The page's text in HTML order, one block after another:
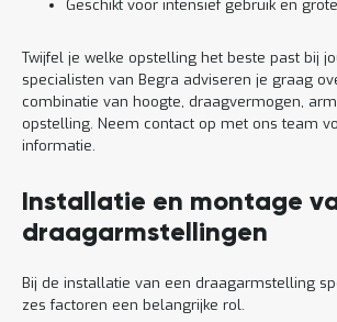
Geschikt voor intensief gebruik en
Twijfel je welke opstelling het beste past bij
specialisten van Begra adviseren je graag
combinatie van hoogte, draagvermogen,
opstelling. Neem contact op met ons team
informatie.
Installatie en montage
draagarmstellingen
Bij de installatie van een draagarmstelling
zes factoren een belangrijke rol.